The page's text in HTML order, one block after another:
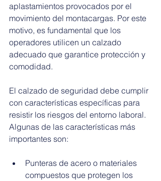
aplastamientos provocados por el
movimiento del montacargas. Por este
motivo, es fundamental que los
operadores utilicen un calzado
adecuado que garantice protección y
comodidad.
El calzado de seguridad debe cumplir
con características específicas para
resistir los riesgos del entorno laboral.
Algunas de las características más
importantes son:
Punteras de acero o materiales
compuestos que protegen los